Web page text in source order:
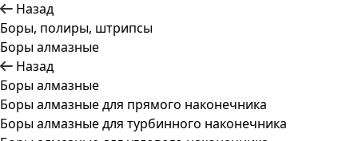
Назад
Боры, полиры, штрипсы
Боры алмазные
Назад
Боры алмазные
Боры алмазные для прямого наконечника
Боры алмазные для турбинного наконечника